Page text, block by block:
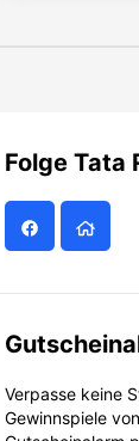
Folge Tata
Verpasse keine
Gewinnspiele von